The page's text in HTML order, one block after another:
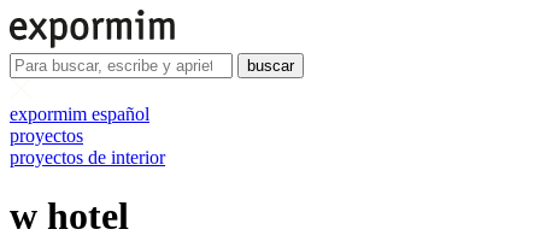
buscar
expormim español
proyectos
proyectos de interior
w hotel